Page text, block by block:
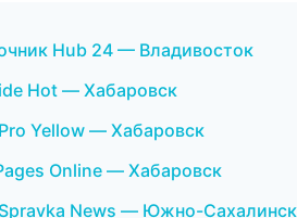
Hub 24 — Владивосток
Hot — Хабаровск
Yellow — Хабаровск
Online — Хабаровск
News — Южно-Сахалинск